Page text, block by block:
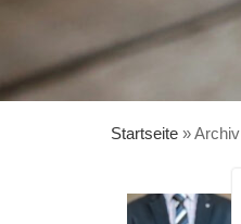
Startseite »Archiv